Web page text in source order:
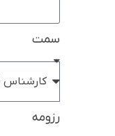
سمت
رزومه